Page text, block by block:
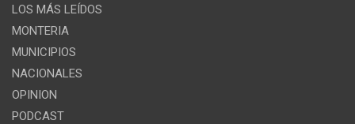
LOS MÁS LEÍDOS
MONTERIA
MUNICIPIOS
NACIONALES
OPINION
PODCAST